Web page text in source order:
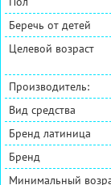
Беречь от детей
Целевой возраст
Производитель:
Вид средства
Бренд латиница
Бренд
Минимальный